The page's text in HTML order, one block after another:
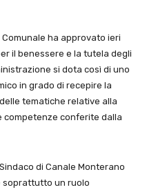
ha approvato ieri
il benessere e la tutela degli
si dota così di uno
in grado di recepire la
tematiche relative alla
competenze conferite dalla
di Canale Monterano
soprattutto un ruolo